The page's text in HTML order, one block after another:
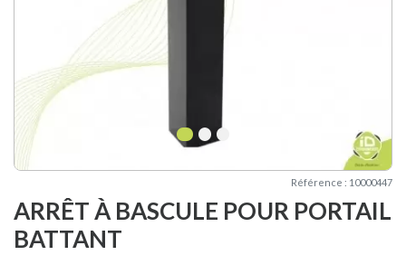
1 2
Référence : 10000447
ARRÊT À BASCULE POUR PORTAIL
BATTANT